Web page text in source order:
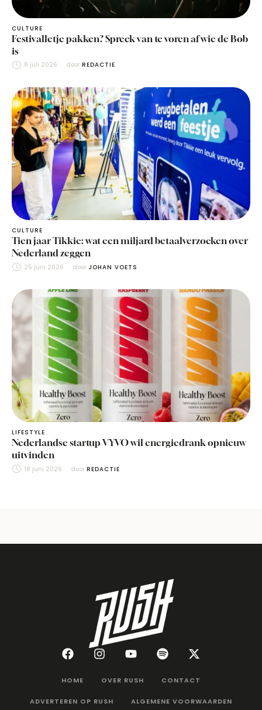
CULTURE
Festivalletje pakken? Spreek van te voren af wie de Bob
is
8 juli 2026 door REDACTIE
CULTURE
Tien jaar Tikkie: wat een miljard betaalverzoeken over
Nederland zeggen
25 juni 2026 door JOHAN VOETS
LIFESTYLE
Nederlandse startup VYVO wil energiedrank opnieuw
uitvinden
18 juni 2026 door REDACTIE
HOME OVER RUSH CONTACT
ADVERTEREN OP RUSH ALGEMENE VOORWAARDEN